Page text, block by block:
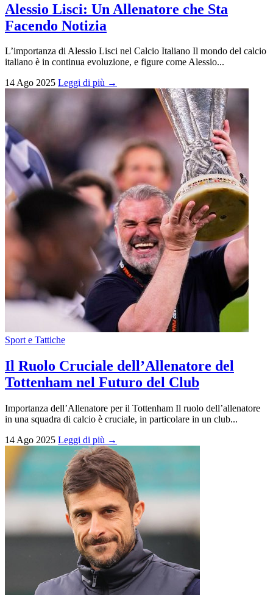
Alessio Lisci: Un Allenatore che Sta
Facendo Notizia
L’importanza di Alessio Lisci nel Calcio Italiano Il mondo del calcio
italiano è in continua evoluzione, e figure come Alessio...
14 Ago 2025 Leggi di più →
Sport e Tattiche
Il Ruolo Cruciale dell’Allenatore del
Tottenham nel Futuro del Club
Importanza dell’Allenatore per il Tottenham Il ruolo dell’allenatore
in una squadra di calcio è cruciale, in particolare in un club...
14 Ago 2025 Leggi di più →